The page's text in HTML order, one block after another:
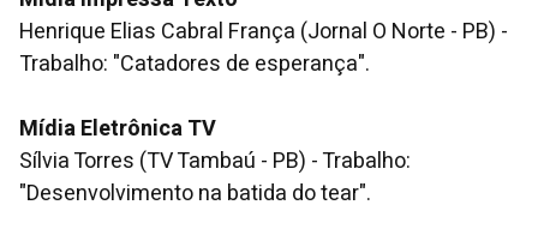
Henrique Elias Cabral França (Jornal O Norte - PB) -
Trabalho: "Catadores de esperança".
Mídia Eletrônica TV
Sílvia Torres (TV Tambaú - PB) - Trabalho:
"Desenvolvimento na batida do tear".